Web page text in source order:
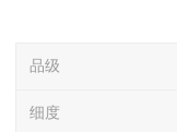
品级
细度